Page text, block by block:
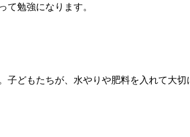
て勉強になります。
どもたちが、水やりや肥料を入れて大切